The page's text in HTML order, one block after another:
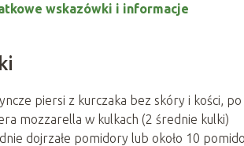
wskazówki i informacje
piersi z kurczaka bez skóry i kości, po
mozzarella w kulkach (2 średnie kulki)
dojrzałe pomidory lub około 10